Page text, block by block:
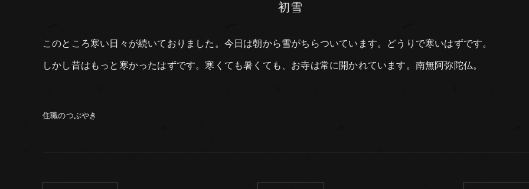
初雪
このところ寒い日々が続いておりました。今日は朝から雪がちらついています。どうりで寒いはずです。
しかし昔はもっと寒かったはずです。寒くても暑くても、お寺は常に開かれています。南無阿弥陀仏。
住職のつぶやき